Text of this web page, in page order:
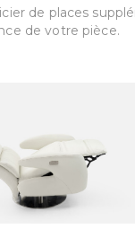
de places
de votre pièce.